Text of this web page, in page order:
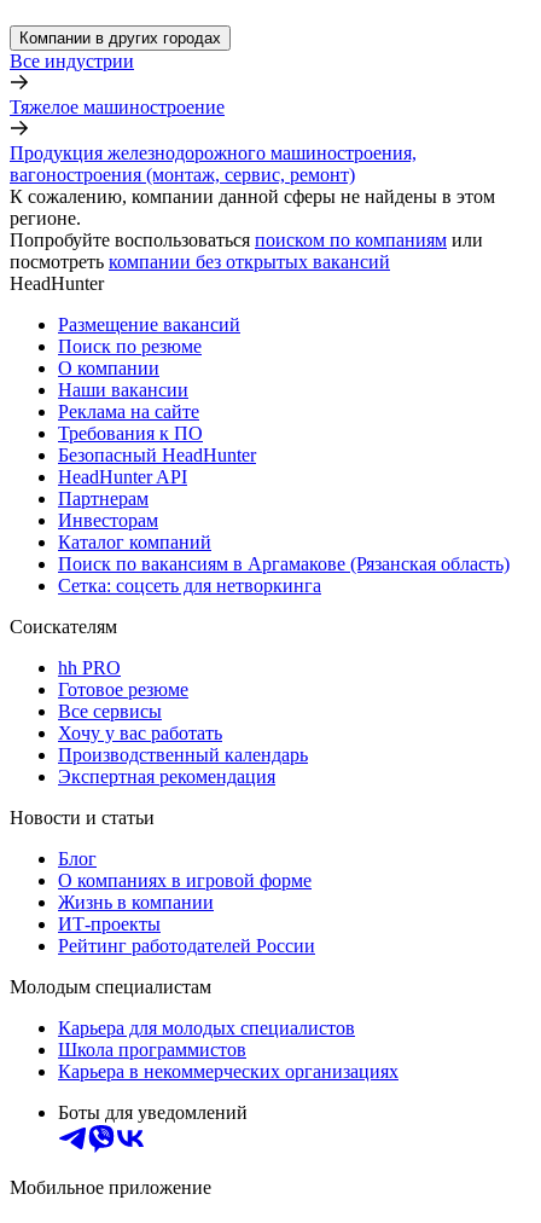
Компании в других городах
Все индустрии
Тяжелое машиностроение
Продукция железнодорожного машиностроения,
вагоностроения (монтаж, сервис, ремонт)
К сожалению, компании данной сферы не найдены в этом
регионе.
Попробуйте воспользоваться поиском по компаниям или
посмотреть компании без открытых вакансий
HeadHunter
Размещение вакансий
Поиск по резюме
О компании
Наши вакансии
Реклама на сайте
Требования к ПО
Безопасный HeadHunter
HeadHunter API
Партнерам
Инвесторам
Каталог компаний
Поиск по вакансиям в Аргамакове (Рязанская область)
Сетка: соцсеть для нетворкинга
Соискателям
hh PRO
Готовое резюме
Все сервисы
Хочу у вас работать
Производственный календарь
Экспертная рекомендация
Новости и статьи
Блог
О компаниях в игровой форме
Жизнь в компании
ИТ-проекты
Рейтинг работодателей России
Молодым специалистам
Карьера для молодых специалистов
Школа программистов
Карьера в некоммерческих организациях
Боты для уведомлений
Мобильное приложение